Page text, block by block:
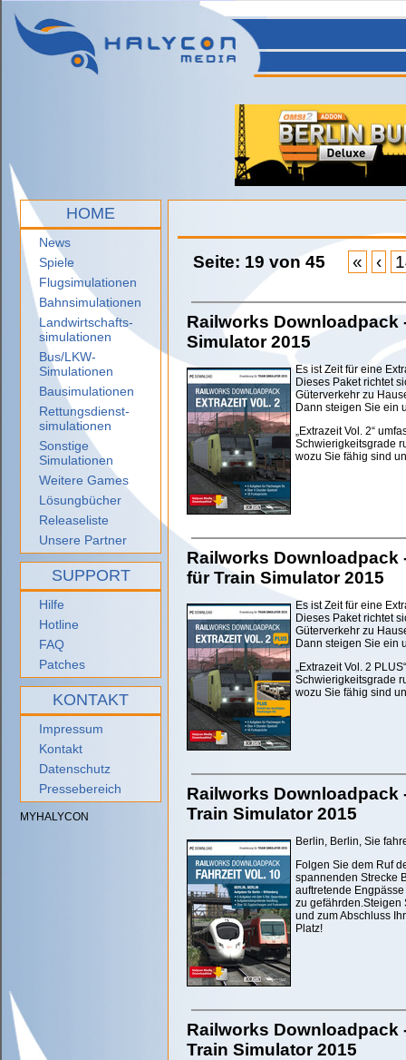
HOME
News
Spiele
Flugsimulationen
Bahnsimulationen
Landwirtschafts-
simulationen
Bus/LKW-
Simulationen
Bausimulationen
Rettungsdienst-
simulationen
Sonstige
Simulationen
Weitere Games
Lösungbücher
Releaseliste
Unsere Partner
SUPPORT
Hilfe
Hotline
FAQ
Patches
KONTAKT
Impressum
Kontakt
Datenschutz
Pressebereich
MYHALYCON
Seite: 19 von 45 « ‹
Railworks Downloadpack
Simulator 2015
Es ist Zeit für eine
Dieses Paket richtet
Güterverkehr zu
Dann steigen Sie ein
„Extrazeit Vol. 2“
Schwierigkeitsgrade
wozu Sie fähig sind
Railworks Downloadpack
für Train Simulator 2015
Es ist Zeit für eine
Dieses Paket richtet
Güterverkehr zu
Dann steigen Sie ein
„Extrazeit Vol. 2
Schwierigkeitsgrade
wozu Sie fähig sind
Railworks Downloadpack
Train Simulator 2015
Berlin, Berlin, Sie
Folgen Sie dem Ruf
spannenden Strecke
auftretende
zu
und zum Abschluss
Platz!
Railworks Downloadpack
Train Simulator 2015